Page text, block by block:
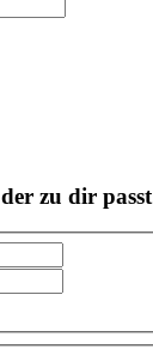
zu dir passt